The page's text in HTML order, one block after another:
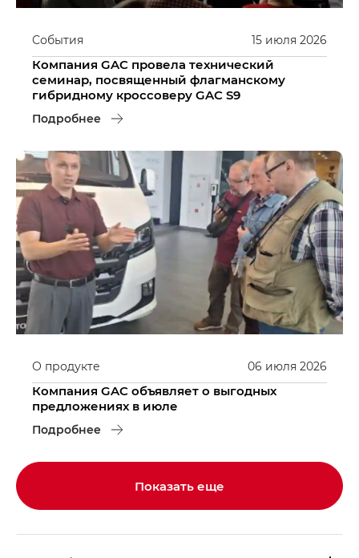
15 июля 2026
События
Компания GAC провела технический
семинар, посвященный флагманскому
гибридному кроссоверу GAC S9
Подробнее
06 июля 2026
О продукте
Компания GAC объявляет о выгодных
предложениях в июле
Подробнее
Показать еще